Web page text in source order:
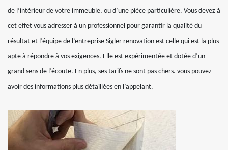
de l’intérieur de votre immeuble, ou d’une pièce particulière. Vous devez à
cet effet vous adresser à un professionnel pour garantir la qualité du
résultat et l’équipe de l’entreprise Sigler renovation est celle qui est la plus
apte à répondre à vos exigences. Elle est expérimentée et dotée d’un
grand sens de l’écoute. En plus, ses tarifs ne sont pas chers. vous pouvez
avoir des informations plus détaillées en l’appelant.